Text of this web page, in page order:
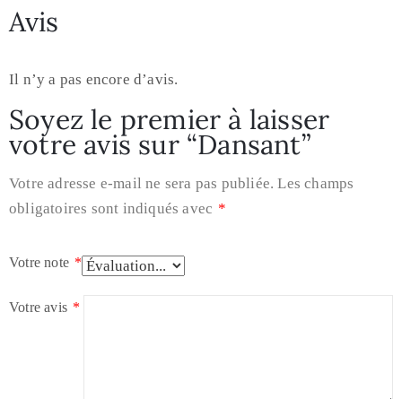
Avis
Il n’y a pas encore d’avis.
Soyez le premier à laisser
votre avis sur “Dansant”
Votre adresse e-mail ne sera pas publiée. Les champs
obligatoires sont indiqués avec *
Votre note *
Votre avis *